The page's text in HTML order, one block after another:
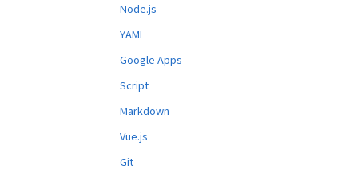
Node.js
YAML
Google Apps
Script
Markdown
Vue.js
Git